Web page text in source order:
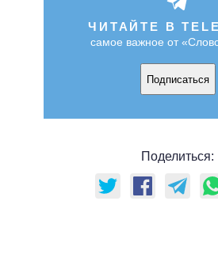
ЧИТАЙТЕ В
самое важное от
Подписаться
Поделиться: